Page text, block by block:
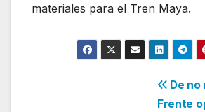
materiales para el Tren Maya.
De
Frente